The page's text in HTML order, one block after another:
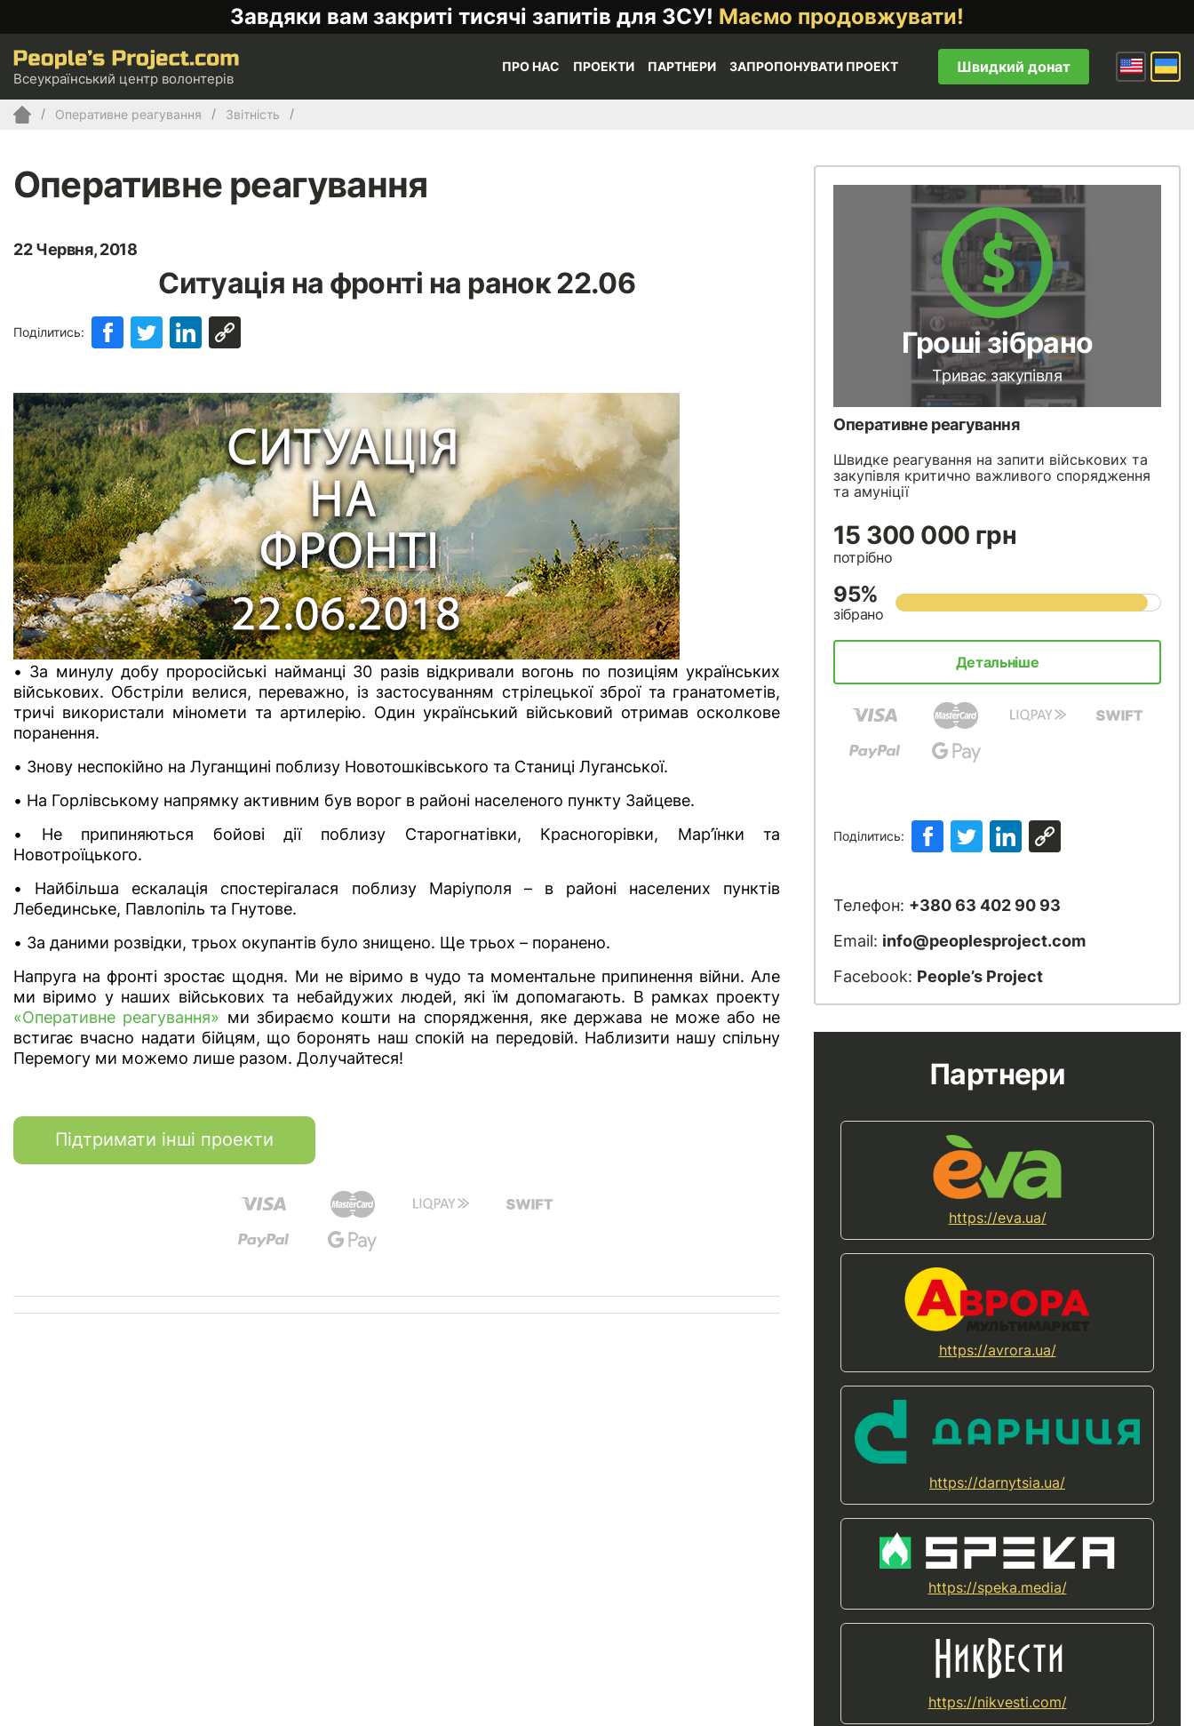
Завдяки вам закриті тисячі запитів для ЗСУ! Маємо продовжувати!
Всеукраїнський центр волонтерів
ПРО НАС ПРОЕКТИ ПАРТНЕРИ ЗАПРОПОНУВАТИ ПРОЕКТ Швидкий донат
Оперативне реагування Звітність
Оперативне реагування
22 Червня, 2018
Ситуація на фронті на ранок 22.06
Поділитись:
• За минулу добу проросійські найманці 30 разів відкривали вогонь по позиціям українських
військових. Обстріли велися, переважно, із застосуванням стрілецької зброї та гранатометів,
тричі використали міномети та артилерію. Один український військовий отримав осколкове
поранення.
• Знову неспокійно на Луганщині поблизу Новотошківського та Станиці Луганської.
• На Горлівському напрямку активним був ворог в районі населеного пункту Зайцеве.
• Не припиняються бойові дії поблизу Старогнатівки, Красногорівки, Мар’їнки та
Новотроїцького.
• Найбільша ескалація спостерігалася поблизу Маріуполя – в районі населених пунктів
Лебединське, Павлопіль та Гнутове.
• За даними розвідки, трьох окупантів було знищено. Ще трьох – поранено.
Напруга на фронті зростає щодня. Ми не віримо в чудо та моментальне припинення війни. Але
ми віримо у наших військових та небайдужих людей, які їм допомагають. В рамках проекту
«Оперативне реагування» ми збираємо кошти на спорядження, яке держава не може або не
встигає вчасно надати бійцям, що боронять наш спокій на передовій. Наблизити нашу спільну
Перемогу ми можемо лише разом. Долучайтеся!
Підтримати інші проекти
Гроші зібрано
Триває закупівля
Оперативне реагування
Швидке реагування на запити військових та
закупівля критично важливого спорядження
та амуніції
15 300 000 грн
потрібно
95%
зібрано
Детальніше
Поділитись:
Телефон: +380 63 402 90 93
Email: info@peoplesproject.com
Facebook: People’s Project
Партнери
https://eva.ua/
https://avrora.ua/
https://darnytsia.ua/
https://speka.media/
https://nikvesti.com/